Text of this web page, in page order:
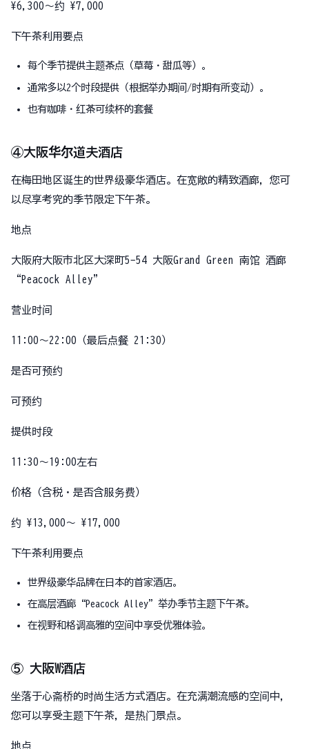
¥6,300～约 ¥7,000
下午茶利用要点
每个季节提供主题茶点（草莓・甜瓜等）。
通常多以2个时段提供（根据举办期间/时期有所变动）。
也有咖啡・红茶可续杯的套餐
④大阪华尔道夫酒店
在梅田地区诞生的世界级豪华酒店。在宽敞的精致酒廊，您可
以尽享考究的季节限定下午茶。
地点
大阪府大阪市北区大深町5-54 大阪Grand Green 南馆 酒廊
“Peacock Alley”
营业时间
11:00〜22:00（最后点餐 21:30）
是否可预约
可预约
提供时段
11:30〜19:00左右
价格（含税・是否含服务费）
约 ¥13,000～ ¥17,000
下午茶利用要点
世界级豪华品牌在日本的首家酒店。
在高层酒廊“Peacock Alley”举办季节主题下午茶。
在视野和格调高雅的空间中享受优雅体验。
⑤ 大阪W酒店
坐落于心斋桥的时尚生活方式酒店。在充满潮流感的空间中，
您可以享受主题下午茶，是热门景点。
地点